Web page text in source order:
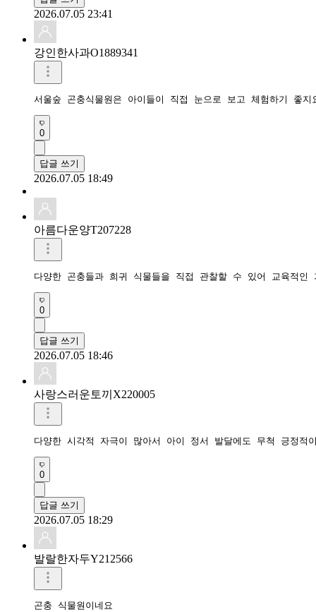
2026.07.05 23:41
강인한사과O1889341
서울숲 곤충식물원은 아이들이 직접 눈으로 보고 체험하기
0
답글 쓰기
2026.07.05 18:49
아름다운양T207228
다양한 곤충들과 희귀 식물들을 직접 관찰할 수 있어 교육적
0
답글 쓰기
2026.07.05 18:46
사랑스러운토끼X220005
다양한 시각적 자극이 많아서 아이 정서 발달에도 무척 긍정
0
답글 쓰기
2026.07.05 18:29
발랄한자두Y212566
곤충 식물원이네요